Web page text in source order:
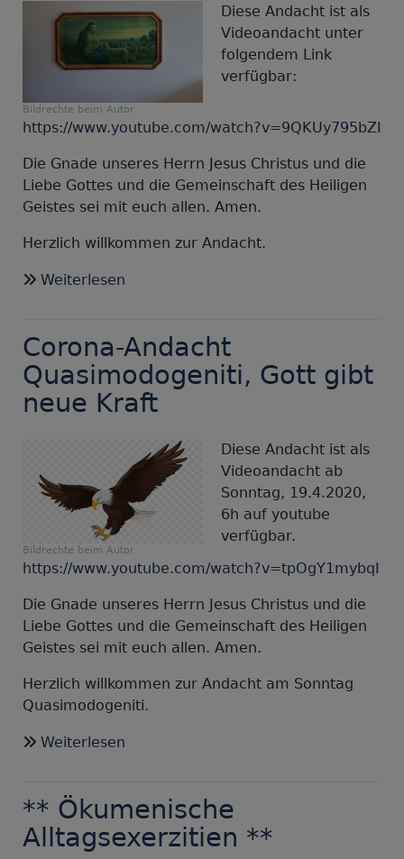
Bildrechte beim Autor
Diese Andacht ist als
Videoandacht unter
folgendem Link
verfügbar:
https://www.youtube.com/watch?v=9QKUy795bZI
Die Gnade unseres Herrn Jesus Christus und die
Liebe Gottes und die Gemeinschaft des Heiligen
Geistes sei mit euch allen. Amen.
Herzlich willkommen zur Andacht.
Weiterlesen
Miserikordias
Domini:
Geborgen
beim
Hirten
Corona-Andacht
Quasimodogeniti, Gott gibt
neue Kraft
Bildrechte beim Autor
Diese Andacht ist als
Videoandacht ab
Sonntag, 19.4.2020,
6h auf youtube
verfügbar.
https://www.youtube.com/watch?v=tpOgY1mybqI
Die Gnade unseres Herrn Jesus Christus und die
Liebe Gottes und die Gemeinschaft des Heiligen
Geistes sei mit euch allen. Amen.
Herzlich willkommen zur Andacht am Sonntag
Quasimodogeniti.
Weiterlesen
Quasimodogeniti,
Gott
gibt
** Ökumenische
Alltagsexerzitien **